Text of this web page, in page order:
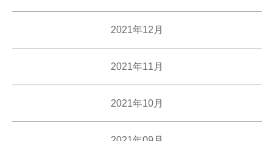
2021年12月
2021年11月
2021年10月